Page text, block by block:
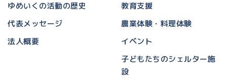
ゆめいくの活動の歴史
代表メッセージ
法人概要
教育支援
農業体験・料理体験
イベント
子どもたちのシェルター施
設